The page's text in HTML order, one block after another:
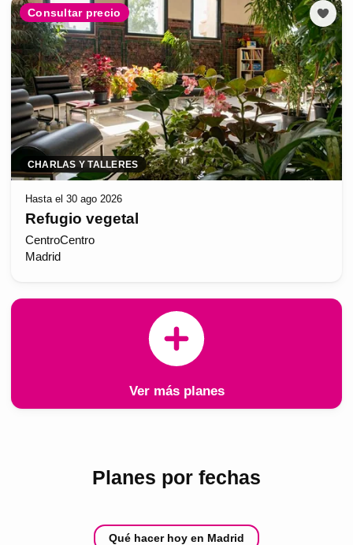
Consultar precio
CHARLAS Y TALLERES
Hasta el 30 ago 2026
Refugio vegetal
CentroCentro
Madrid
Ver más planes
Planes por fechas
Qué hacer hoy en Madrid